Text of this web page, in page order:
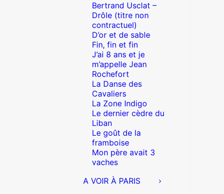
Bertrand Usclat –
Drôle (titre non
contractuel)
D’or et de sable
Fin, fin et fin
J’ai 8 ans et je
m’appelle Jean
Rochefort
La Danse des
Cavaliers
La Zone Indigo
Le dernier cèdre du
Liban
Le goût de la
framboise
Mon père avait 3
vaches
A VOIR À PARIS